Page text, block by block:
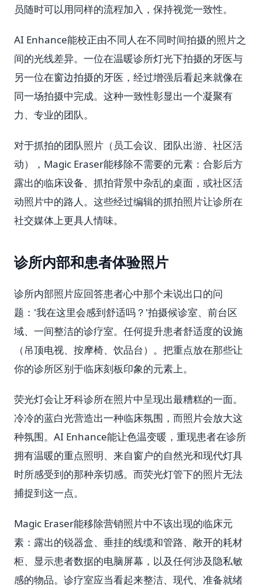
员随时可以用同样的流程加入，保持视觉一致性。
AI Enhance能校正由不同人在不同时间拍摄的照片之
间的光线差异。一位在温暖诊所灯光下拍摄的牙医与
另一位在窗边拍摄的牙医，经过增强后看起来就像在
同一场拍摄中完成。这种一致性彰显出一个凝聚有
力、专业的团队。
对于抓拍的团队照片（员工会议、团队出游、社区活
动），Magic Eraser能移除不需要的元素：合影后方
露出的临床设备、抓拍背景中杂乱的桌面，或社区活
动照片中的路人。这些经过编辑的抓拍照片让诊所在
社交媒体上更具人情味。
诊所内部和患者体验照片
诊所内部照片应回答患者心中那个未说出口的问
题：'我在这里会感到舒适吗？'拍摄候诊室、前台区
域、一间整洁的诊疗室。任何提升患者舒适度的设施
（吊顶电视、按摩椅、饮品台）。把重点放在那些让
你的诊所区别于临床刻板印象的元素上。
荧光灯会让牙科诊所在照片中呈现出最糟糕的一面。
冷冷的蓝白光营造出一种临床氛围，而照片会放大这
种氛围。AI Enhance能让色温变暖，重现患者在诊所
拥有温暖的重点照明、来自窗户的自然光和现代灯具
时所感受到的那种亲切感。而荧光灯管下的照片无法
捕捉到这一点。
Magic Eraser能移除营销照片中不该出现的临床元
素：露出的锐器盒、垂挂的线缆和管路、敞开的耗材
柜、显示患者数据的电脑屏幕，以及任何涉及隐私敏
感的物品。诊疗室应当看起来整洁、现代、准备就绪